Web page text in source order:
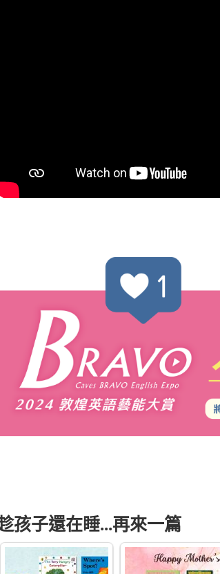
孩子還在睡...再來一篇